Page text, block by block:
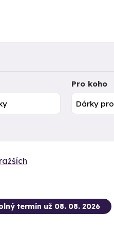
Pro koho
termín už 08. 08. 2026